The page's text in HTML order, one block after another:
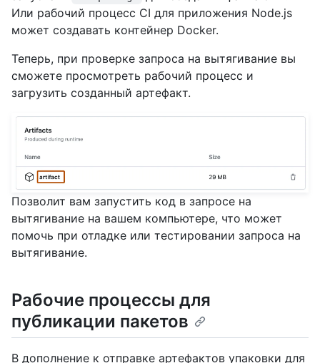
Или рабочий процесс CI для приложения Node.js
может создавать контейнер Docker.
Теперь, при проверке запроса на вытягивание вы
сможете просмотреть рабочий процесс и
загрузить созданный артефакт.
Позволит вам запустить код в запросе на
вытягивание на вашем компьютере, что может
помочь при отладке или тестировании запроса на
вытягивание.
Рабочие процессы для
публикации пакетов
В дополнение к отправке артефактов упаковки для